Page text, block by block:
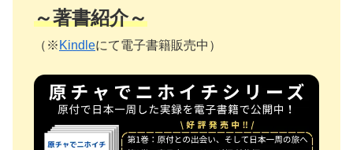
～著書紹介～
（※ Kindleにて電子書籍販売中）